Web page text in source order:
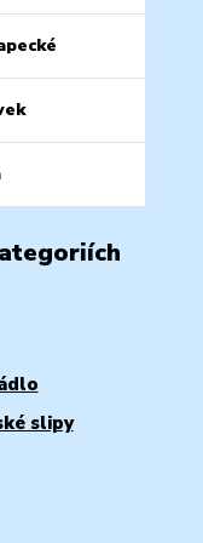
slipy